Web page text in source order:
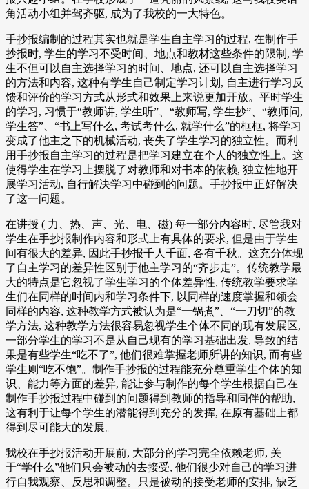
角活动小组并驾齐驱, 成为了我校的一大特色。
手抄报编制的过程其实也就是学生自主学习的过程, 在制作手
抄报时, 学生的学习不受时间、地点和教材这些条件的限制, 学
生不但可以自主选择学习的时间、地点, 还可以自主选择学习
的方法和内容, 这种有学生自己制定学习计划, 自主进行学习反
馈和评价的学习方式从形式和效果上来说更加开放。平时学生
的学习, 习惯于“教师讲, 学生听”、“教师写, 学生抄”、“教师问,
学生答”、“书上写什么, 考试考什么, 就学什么”的框框, 将学习
变成了他主之下的机械活动, 丧失了学生学习的独立性。而利
用手抄报自主学习的过程是把学习建立在个人的独立性上。这
使得学生在学习上摆脱了对教师和对书本的依赖, 独立性地开
展学习活动, 自行解决学习中碰到的问题。手抄报中正好解决
了这一问题。
在讲授 ( 力、热、声、光、电、磁) 每一部分内容时, 尽管我对
学生在手抄报制作内容和形式上有具体的要求, 但是由于学生
间有很大的差异, 因此手抄报千人千面, 各有千秋。这充分体现
了自主学习的差异性区别于他主学习的“齐步走”。传统教学最
大的特点是它忽视了学生学习的个体差异性, 传统教学要求学
生们在同样的时间内和学习条件下, 以同样的速度掌握和领会
同样的内容, 这种教学方式被认为是“一锅煮”、“一刀切”的教
学方法, 这种教学方法很容易忽视学生个体不同的现有发展区,
一部分学生的学习不是从自己现有的学习基础出发, 导致的结
果是有些学生“吃不了”, 他们很难掌握老师所讲的知识, 而有些
学生则“吃不饱”。制作手抄报的过程能充分尊重学生个体的知
识、能力等方面的差异, 能让参与制作的每个学生根据自己在
制作手抄报过程中碰到的问题得到教师的指导和同伴的帮助,
这有利于让每个学生的潜能得到充分的发挥, 在原有基础上都
得到尽可能大的发展。
我校在手抄报活动开展前, 大部分的学习完全依赖老师, 关
于“学什么”他们只会被动的去接受, 他们很少对自己的学习进
行自我观察、反思和调整。只是被动的接受老师的安排, 缺乏